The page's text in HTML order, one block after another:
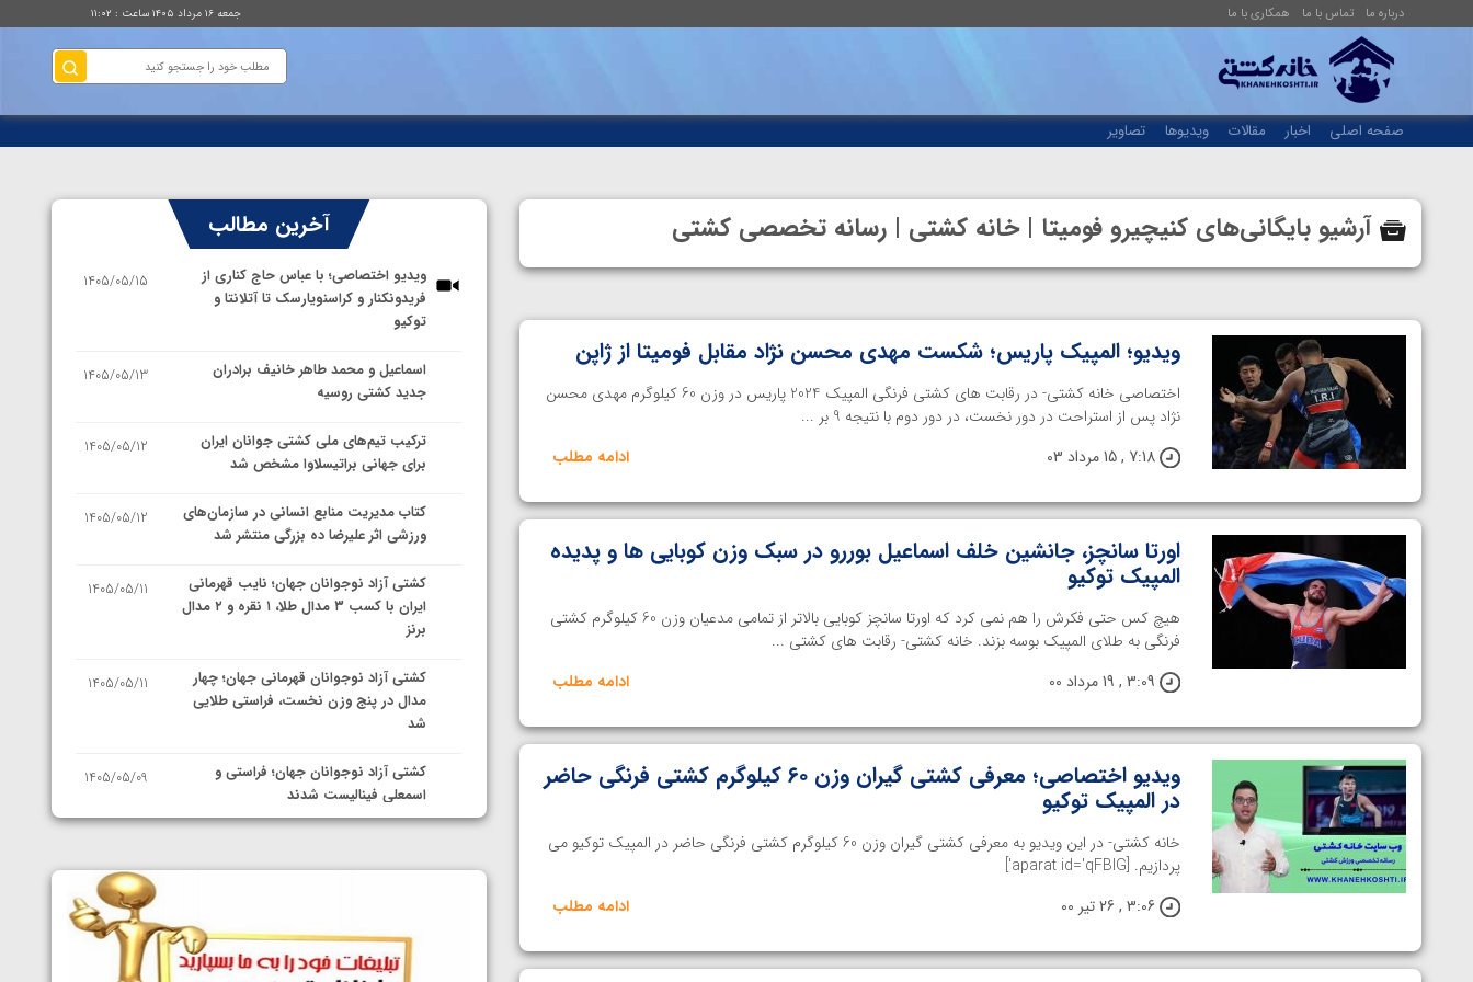
درباره ما تماس با ما همکاری با ما جمعه ۱۶ مرداد ۱۴۰۵ ساعت : ۱۱:۰۲
صفحه اصلی اخبار مقالات ویدیوها تصاویر
آرشیو بایگانی‌های کنیچیرو فومیتا | خانه کشتی | رسانه تخصصی کشتی
ویدیو؛ المپیک پاریس؛ شکست مهدی محسن نژاد مقابل فومیتا از ژاپن
اختصاصی خانه کشتی- در رقابت های کشتی فرنگی المپیک 2024 پاریس در وزن 60 کیلوگرم مهدی محسن
نژاد پس از استراحت در دور نخست، در دور دوم با نتیجه 9 بر ...
7:18 , 15 مرداد 03
ادامه مطلب
اورتا سانچز، جانشین خلف اسماعیل بوررو در سبک وزن کوبایی ها و پدیده
المپیک توکیو
هیچ کس حتی فکرش را هم نمی کرد که اورتا سانچز کوبایی بالاتر از تمامی مدعیان وزن 60 کیلوگرم کشتی
فرنگی به طلای المپیک بوسه بزند. خانه کشتی- رقابت های کشتی ...
3:09 , 19 مرداد 00
ادامه مطلب
ویدیو اختصاصی؛ معرفی کشتی گیران وزن ۶۰ کیلوگرم کشتی فرنگی حاضر
در المپیک توکیو
خانه کشتی- در این ویدیو به معرفی کشتی گیران وزن 60 کیلوگرم کشتی فرنگی حاضر در المپیک توکیو می
پردازیم. [aparat id='qFBIG']
3:06 , 26 تیر 00
ادامه مطلب
آخرین مطالب
ویدیو اختصاصی؛ با عباس حاج کناری از
فریدونکنار و کراسنویارسک تا آتلانتا و
توکیو
1405/05/15
اسماعیل و محمد طاهر خانیف برادران
جدید کشتی روسیه
1405/05/13
ترکیب تیم‌های ملی کشتی جوانان ایران
برای جهانی براتیسلاوا مشخص شد
1405/05/12
کتاب مدیریت منابع انسانی در سازمان‌های
ورزشی اثر علیرضا ده بزرگی منتشر شد
1405/05/12
کشتی آزاد نوجوانان جهان؛ نایب قهرمانی
ایران با کسب ۳ مدال طلا، ۱ نقره و ۲ مدال
برنز
1405/05/11
کشتی آزاد نوجوانان قهرمانی جهان؛ چهار
مدال در پنج وزن نخست، فراستی طلایی
شد
1405/05/11
کشتی آزاد نوجوانان جهان؛ فراستی و
اسمعلی فینالیست شدند
1405/05/09
نمایندگان ایران مشخص شدند
سوم برای ایران
1405/05/07